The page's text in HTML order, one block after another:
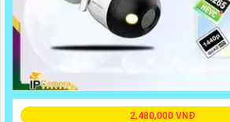
2,480,000 VNĐ